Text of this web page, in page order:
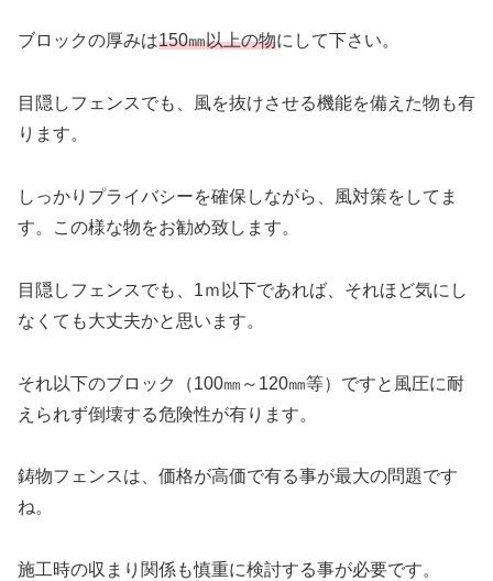
ブロックの厚みは150㎜以上の物にして下さい。
目隠しフェンスでも、風を抜けさせる機能を備えた物も有
ります。
しっかりプライバシーを確保しながら、風対策をしてま
す。この様な物をお勧め致します。
目隠しフェンスでも、1ｍ以下であれば、それほど気にし
なくても大丈夫かと思います。
それ以下のブロック（100㎜～120㎜等）ですと風圧に耐
えられず倒壊する危険性が有ります。
鋳物フェンスは、価格が高価で有る事が最大の問題です
ね。
施工時の収まり関係も慎重に検討する事が必要です。